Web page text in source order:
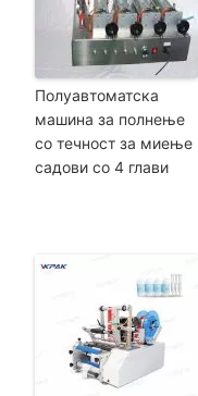
Полуавтоматска
машина за полнење
со течност за миење
садови со 4 глави